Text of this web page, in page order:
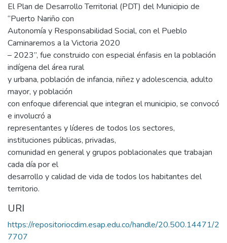
El Plan de Desarrollo Territorial (PDT) del Municipio de
“Puerto Nariño con
Autonomía y Responsabilidad Social, con el Pueblo
Caminaremos a la Victoria 2020
– 2023”, fue construido con especial énfasis en la población
indígena del área rural
y urbana, población de infancia, niñez y adolescencia, adulto
mayor, y población
con enfoque diferencial que integran el municipio, se convocó
e involucró a
representantes y líderes de todos los sectores,
instituciones públicas, privadas,
comunidad en general y grupos poblacionales que trabajan
cada día por el
desarrollo y calidad de vida de todos los habitantes del
territorio.
URI
https://repositoriocdim.esap.edu.co/handle/20.500.14471/2
7707